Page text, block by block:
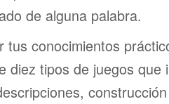
de alguna palabra.
tus conocimientos
diez tipos de juegos que